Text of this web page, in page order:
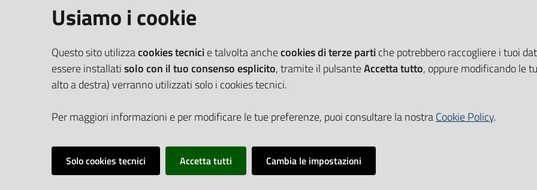
Centralino 051 5275226
Cerca telefoni e indirizzi
Vai alla pagina
Usiamo i cookie
Questo sito utilizzacookies tecnicie talvolta anchecookies di terze partiche potrebbero raccogliere i tuoi
essere installatisolo con il tuo consenso esplicito, tramite il pulsanteAccetta tutto, oppure modificando le
alto a destra) verranno utilizzati solo i cookies tecnici.
Per maggiori informazioni e per modificare le tue preferenze, puoi consultare la nostraCookie Policy.
Solo cookies tecnici Accetta tutti Cambia le impostazioni